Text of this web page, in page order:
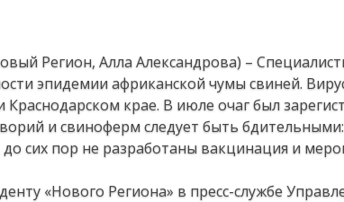
Регион, Алла Александрова) –
эпидемии африканской чумы свиней.
крае. В июле очаг был
и свиноферм следует быть
сих пор не разработаны вакцинация и
«Нового Региона» в пресс-службе